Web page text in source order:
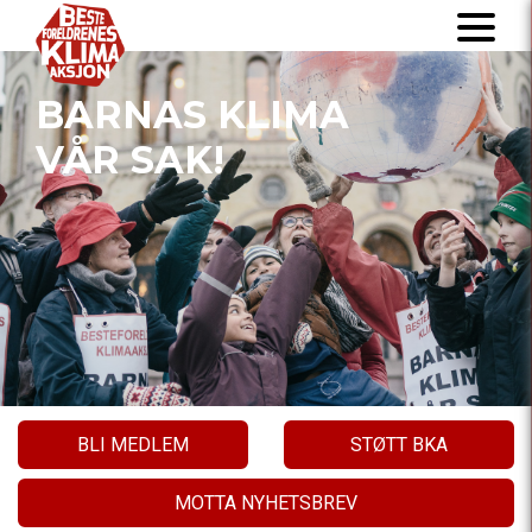
BARNAS KLIMA
VÅR SAK!
BLI MEDLEM STØTT BKA
MOTTA NYHETSBREV